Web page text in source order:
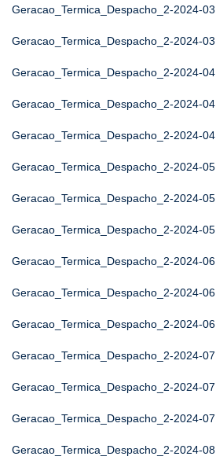
Geracao_Termica_Despacho_2-2024-03
Geracao_Termica_Despacho_2-2024-03
Geracao_Termica_Despacho_2-2024-04
Geracao_Termica_Despacho_2-2024-04
Geracao_Termica_Despacho_2-2024-04
Geracao_Termica_Despacho_2-2024-05
Geracao_Termica_Despacho_2-2024-05
Geracao_Termica_Despacho_2-2024-05
Geracao_Termica_Despacho_2-2024-06
Geracao_Termica_Despacho_2-2024-06
Geracao_Termica_Despacho_2-2024-06
Geracao_Termica_Despacho_2-2024-07
Geracao_Termica_Despacho_2-2024-07
Geracao_Termica_Despacho_2-2024-07
Geracao_Termica_Despacho_2-2024-08